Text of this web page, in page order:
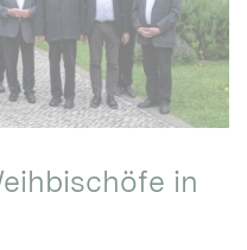
in